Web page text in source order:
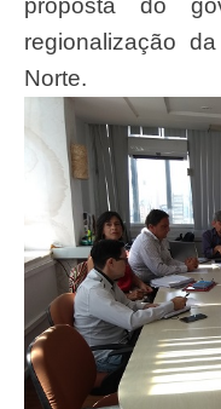
regionalização
Norte.